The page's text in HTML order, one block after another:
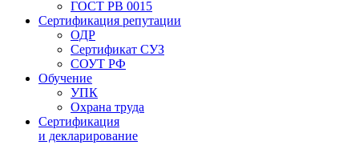
ГОСТ РВ 0015
Сертификация репутации
ОДР
Сертификат СУЗ
СОУТ РФ
Обучение
УПК
Охрана труда
Сертификация
и декларирование